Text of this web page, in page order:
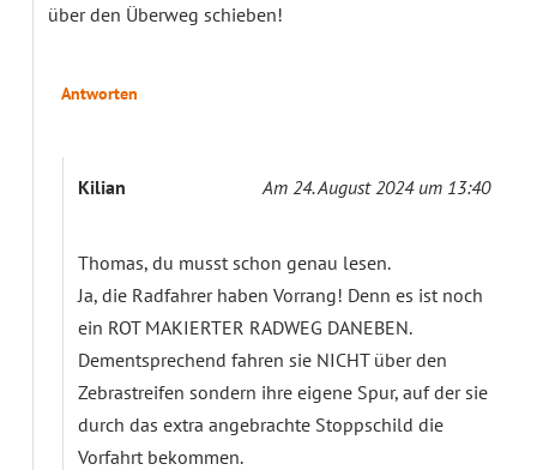
über den Überweg schieben!
Antworten
Kilian Am 24. August 2024 um 13:40
Thomas, du musst schon genau lesen.
Ja, die Radfahrer haben Vorrang! Denn es ist noch
ein ROT MAKIERTER RADWEG DANEBEN.
Dementsprechend fahren sie NICHT über den
Zebrastreifen sondern ihre eigene Spur, auf der sie
durch das extra angebrachte Stoppschild die
Vorfahrt bekommen.